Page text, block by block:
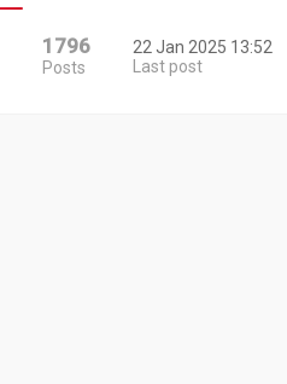
1796
Posts
22 Jan 2025 13:52
Last post